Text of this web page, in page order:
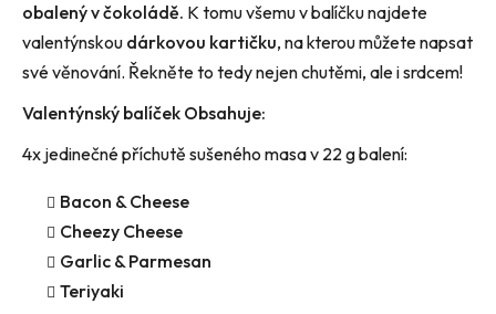
obalený v čokoládě. K tomu všemu v balíčku najdete
valentýnskou dárkovou kartičku, na kterou můžete napsat
své věnování. Řekněte to tedy nejen chutěmi, ale i srdcem!
Valentýnský balíček Obsahuje:
4x jedinečné příchutě sušeného masa v 22 g balení:
Bacon & Cheese
Cheezy Cheese
Garlic & Parmesan
Teriyaki